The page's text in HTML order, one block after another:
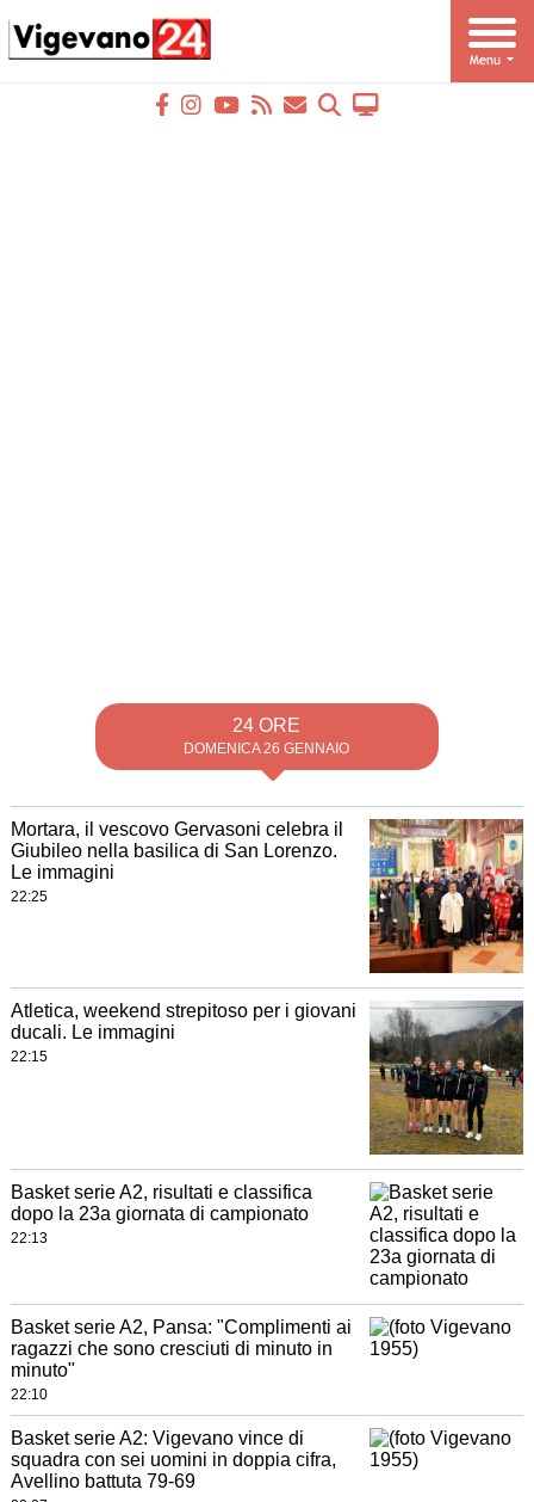
24 ORE
DOMENICA 26 GENNAIO
Mortara, il vescovo Gervasoni celebra il
Giubileo nella basilica di San Lorenzo.
Le immagini
22:25
Atletica, weekend strepitoso per i giovani
ducali. Le immagini
22:15
Basket serie A2, risultati e classifica
dopo la 23a giornata di campionato
22:13
Basket serie A2, Pansa: "Complimenti ai
ragazzi che sono cresciuti di minuto in
minuto"
22:10
Basket serie A2: Vigevano vince di
squadra con sei uomini in doppia cifra,
Avellino battuta 79-69